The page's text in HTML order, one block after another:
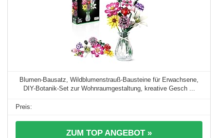
Blumen-Bausatz, Wildblumenstrauß-Bausteine für Erwachsene,
DIY-Botanik-Set zur Wohnraumgestaltung, kreative Gesch ...
ZUM TOP ANGEBOT »